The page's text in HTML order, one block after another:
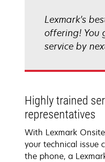
Lexmark's
offering! You
service by
Highly trained
representatives
With Lexmark
your technical issue
the phone, a